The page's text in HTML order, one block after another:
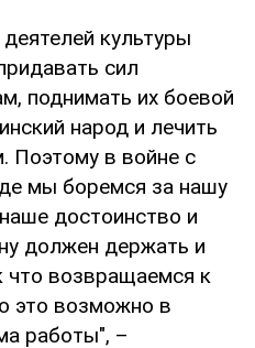
культуры
сил
поднимать их боевой
народ и лечить
Поэтому в войне с
мы боремся за нашу
достоинство и
должен держать и
что возвращаемся к
это возможно в
работы", –